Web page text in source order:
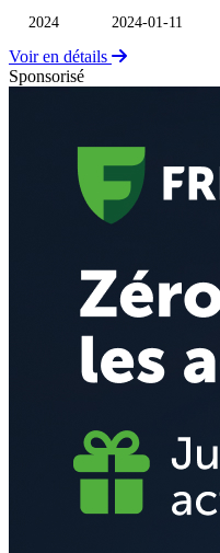
2024 2024-01-11
Voir en détails
Sponsorisé